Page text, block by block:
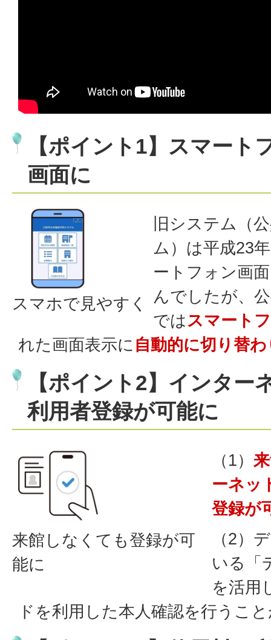
【ポイント1】スマート
画面に
スマホで見やすく
旧システム（
ム）は平成23
ートフォン画
んでしたが、
ではスマート
れた画面表示に 自動的に切り替
【ポイント2】インター
利用者登録が可能に
来館しなくても登録が可
能に
（1）
ーネッ
登録が
（2）
いる「
を活用
ドを利用した本人確認を行うこ